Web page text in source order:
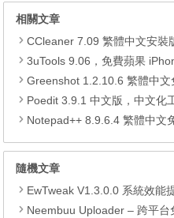
相關文章
CCleaner 7.09 繁體中文安裝
3uTools 9.06，免費蘋果 iPhone /
Greenshot 1.2.10.6 繁體中文免安
Poedit 3.9.1 中文版，中文化
Notepad++ 8.9.6.4 繁體中文
隨機文章
EwTweak V1.3.0.0 系統效能
Neembuu Uploader – 跨平台